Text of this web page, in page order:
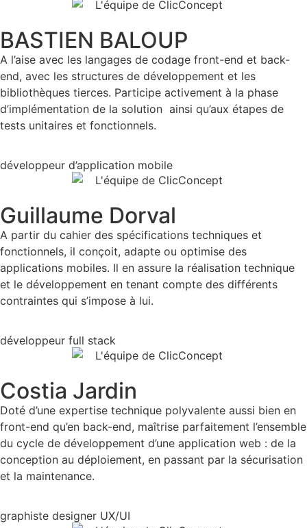
BASTIEN BALOUP
A l’aise avec les langages de codage front-end et back-
end, avec les structures de développement et les
bibliothèques tierces. Participe activement à la phase
d’implémentation de la solution ainsi qu’aux étapes de
tests unitaires et fonctionnels.
développeur d’application mobile
Guillaume Dorval
A partir du cahier des spécifications techniques et
fonctionnels, il conçoit, adapte ou optimise des
applications mobiles. Il en assure la réalisation technique
et le développement en tenant compte des différents
contraintes qui s’impose à lui.
développeur full stack
Costia Jardin
Doté d’une expertise technique polyvalente aussi bien en
front-end qu’en back-end, maîtrise parfaitement l’ensemble
du cycle de développement d’une application web : de la
conception au déploiement, en passant par la sécurisation
et la maintenance.
graphiste designer UX/UI